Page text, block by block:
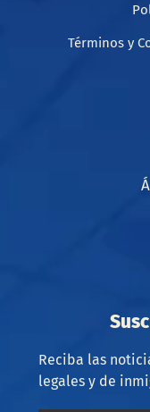
Términos y
Reciba las
legales y de